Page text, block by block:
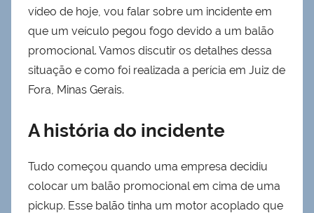
vídeo de hoje, vou falar sobre um incidente em
que um veículo pegou fogo devido a um balão
promocional. Vamos discutir os detalhes dessa
situação e como foi realizada a perícia em Juiz de
Fora, Minas Gerais.
A história do incidente
Tudo começou quando uma empresa decidiu
colocar um balão promocional em cima de uma
pickup. Esse balão tinha um motor acoplado que